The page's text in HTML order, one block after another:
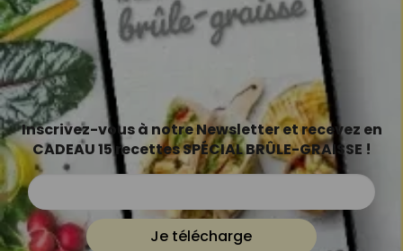
Inscrivez-vous à notre Newsletter et recevez en
CADEAU 15 recettes SPÉCIAL BRÛLE-GRAISSE !
Je télécharge